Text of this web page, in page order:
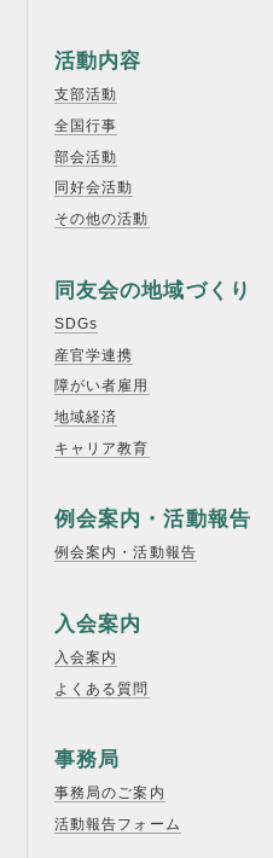
活動内容
支部活動
全国行事
部会活動
同好会活動
その他の活動
同友会の地域づくり
SDGs
産官学連携
障がい者雇用
地域経済
キャリア教育
例会案内・活動報告
例会案内・活動報告
入会案内
入会案内
よくある質問
事務局
事務局のご案内
活動報告フォーム